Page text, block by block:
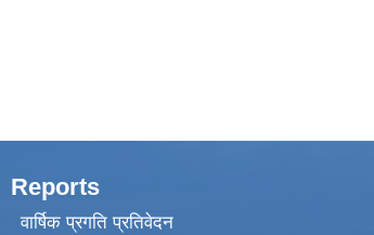
Reports
वार्षिक प्रगति प्रतिवेदन